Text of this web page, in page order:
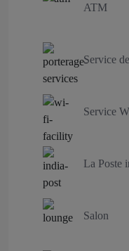
ATM
Service
Service
La Poste
Salon